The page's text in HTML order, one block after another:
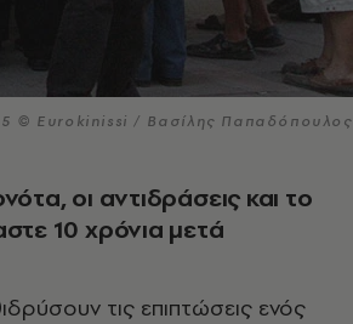
© Eurokinissi / Βασίλης Παπαδόπουλος
οι αντιδράσεις και το
10 χρόνια μετά
τις επιπτώσεις ενός